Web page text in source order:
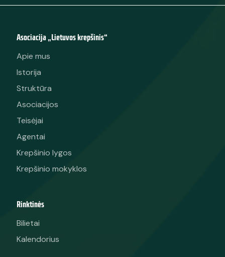
Asociacija „Lietuvos krepšinis“
Apie mus
Istorija
Struktūra
Asociacijos
Teisėjai
Agentai
Krepšinio lygos
Krepšinio mokyklos
Rinktinės
Bilietai
Kalendorius